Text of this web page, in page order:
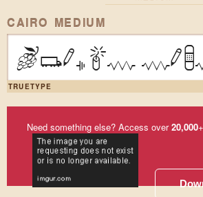
CAIRO MEDIUM
Clarus
TRUETYPE
Need something else? Access over20,000